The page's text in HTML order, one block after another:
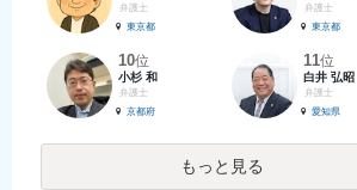
弁護士
東京都
弁護士
東京都
10位
小杉 和
弁護士
京都府
11位
白井 弘昭
弁護士
愛知県
もっと見る